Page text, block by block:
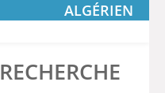
ALGÉRIEN